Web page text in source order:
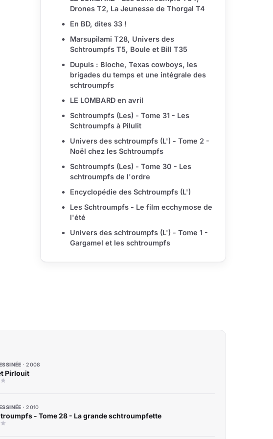
Drones T2, La Jeunesse de Thorgal T4
En BD, dites 33 !
Marsupilami T28, Univers des
Schtroumpfs T5, Boule et Bill T35
Dupuis : Bloche, Texas cowboys, les
brigades du temps et une intégrale des
schtroumpfs
LE LOMBARD en avril
Schtroumpfs (Les) - Tome 31 - Les
Schtroumpfs à Pilulit
Univers des schtroumpfs (L') - Tome 2 -
Noël chez les Schtroumpfs
Schtroumpfs (Les) - Tome 30 - Les
schtroumpfs de l'ordre
Encyclopédie des Schtroumpfs (L')
Les Schtroumpfs - Le film ecchymose de
l'été
Univers des schtroumpfs (L') - Tome 1 -
Gargamel et les schtroumpfs
2008
Pirlouit
2010
- Tome 28 - La grande schtroumpfette